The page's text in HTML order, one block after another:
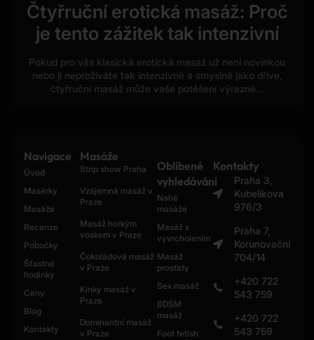
Čtyřruční erotická masáž: Proč
je tento zážitek tak intenzivní
Pokud pro vás klasická erotická masáž už není novinkou
nebo ji neprožíváte tak intenzivně a smyslně jako dříve,
čtyřruční masáž může vaše potěšení výrazně...
Navigace
Úvod
Masérky
Masáže
Recenze
Pobočky
Šťastné
hodinky
Ceny
Blog
Kontakty
Masáže
Strip show Praha
Vzájemná masáž v
Praze
Masáž horkým
voskem v Praze
Čokoládová masáž
v Praze
Kinky masáž v
Praze
Dominantní masáž
v Praze
Oblíbené
vyhledávání
Nahé
masáže
Masáž s
vyvrcholením
Masáž
prostaty
Sex masáž
BDSM
masáž
Foot fetish
Kontakty
Praha 3,
Kubelikova
976/3
Praha 7,
Korunovační
704/14
+420 722
543 759
+420 722
543 759